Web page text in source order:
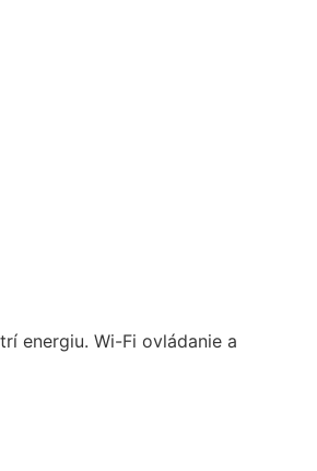
energiu. Wi-Fi ovládanie a